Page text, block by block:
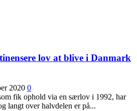
lov at blive i Danmark
2020 0
fik ophold via en særlov i 1992, har
langt over halvdelen er på...